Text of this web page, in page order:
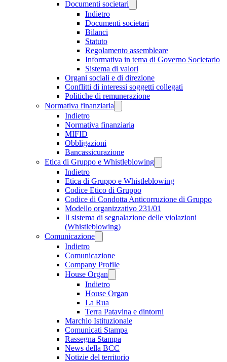
Documenti societari
Indietro
Documenti societari
Bilanci
Statuto
Regolamento assembleare
Informativa in tema di Governo Societario
Sistema di valori
Organi sociali e di direzione
Conflitti di interessi soggetti collegati
Politiche di remunerazione
Normativa finanziaria
Indietro
Normativa finanziaria
MIFID
Obbligazioni
Bancassicurazione
Etica di Gruppo e Whistleblowing
Indietro
Etica di Gruppo e Whistleblowing
Codice Etico di Gruppo
Codice di Condotta Anticorruzione di Gruppo
Modello organizzativo 231/01
Il sistema di segnalazione delle violazioni
(Whistleblowing)
Comunicazione
Indietro
Comunicazione
Company Profile
House Organ
Indietro
House Organ
La Rua
Terra Patavina e dintorni
Marchio Istituzionale
Comunicati Stampa
Rassegna Stampa
News della BCC
Notizie del territorio